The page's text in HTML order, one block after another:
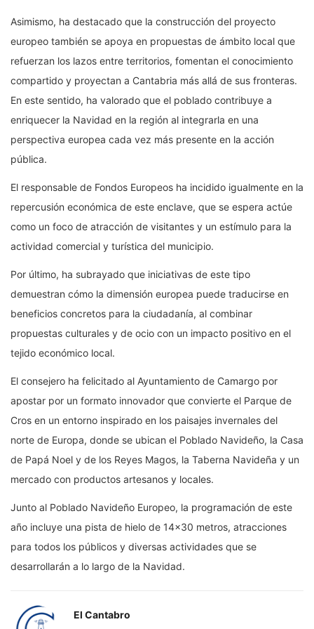
Asimismo, ha destacado que la construcción del proyecto
europeo también se apoya en propuestas de ámbito local que
refuerzan los lazos entre territorios, fomentan el conocimiento
compartido y proyectan a Cantabria más allá de sus fronteras.
En este sentido, ha valorado que el poblado contribuye a
enriquecer la Navidad en la región al integrarla en una
perspectiva europea cada vez más presente en la acción
pública.
El responsable de Fondos Europeos ha incidido igualmente en la
repercusión económica de este enclave, que se espera actúe
como un foco de atracción de visitantes y un estímulo para la
actividad comercial y turística del municipio.
Por último, ha subrayado que iniciativas de este tipo
demuestran cómo la dimensión europea puede traducirse en
beneficios concretos para la ciudadanía, al combinar
propuestas culturales y de ocio con un impacto positivo en el
tejido económico local.
El consejero ha felicitado al Ayuntamiento de Camargo por
apostar por un formato innovador que convierte el Parque de
Cros en un entorno inspirado en los paisajes invernales del
norte de Europa, donde se ubican el Poblado Navideño, la Casa
de Papá Noel y de los Reyes Magos, la Taberna Navideña y un
mercado con productos artesanos y locales.
Junto al Poblado Navideño Europeo, la programación de este
año incluye una pista de hielo de 14×30 metros, atracciones
para todos los públicos y diversas actividades que se
desarrollarán a lo largo de la Navidad.
El Cantabro